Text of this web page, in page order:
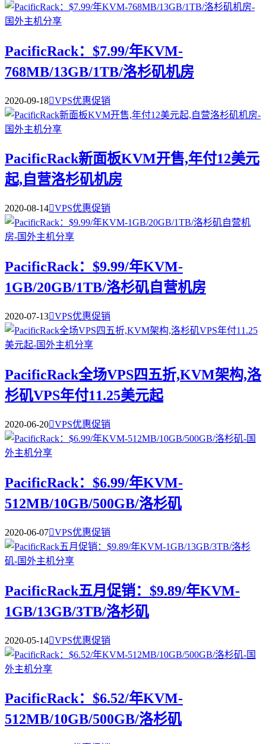
PacificRack：$7.99/年KVM-
768MB/13GB/1TB/洛杉矶机房
2020-09-18VPS优惠促销
PacificRack新面板KVM开售,年付12美元
起,自营洛杉矶机房
2020-08-14VPS优惠促销
PacificRack：$9.99/年KVM-
1GB/20GB/1TB/洛杉矶自营机房
2020-07-13VPS优惠促销
PacificRack全场VPS四五折,KVM架构,洛
杉矶VPS年付11.25美元起
2020-06-20VPS优惠促销
PacificRack：$6.99/年KVM-
512MB/10GB/500GB/洛杉矶
2020-06-07VPS优惠促销
PacificRack五月促销：$9.89/年KVM-
1GB/13GB/3TB/洛杉矶
2020-05-14VPS优惠促销
PacificRack：$6.52/年KVM-
512MB/10GB/500GB/洛杉矶